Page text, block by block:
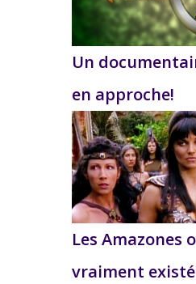
Un
en approche!
Les Amazones
vraiment